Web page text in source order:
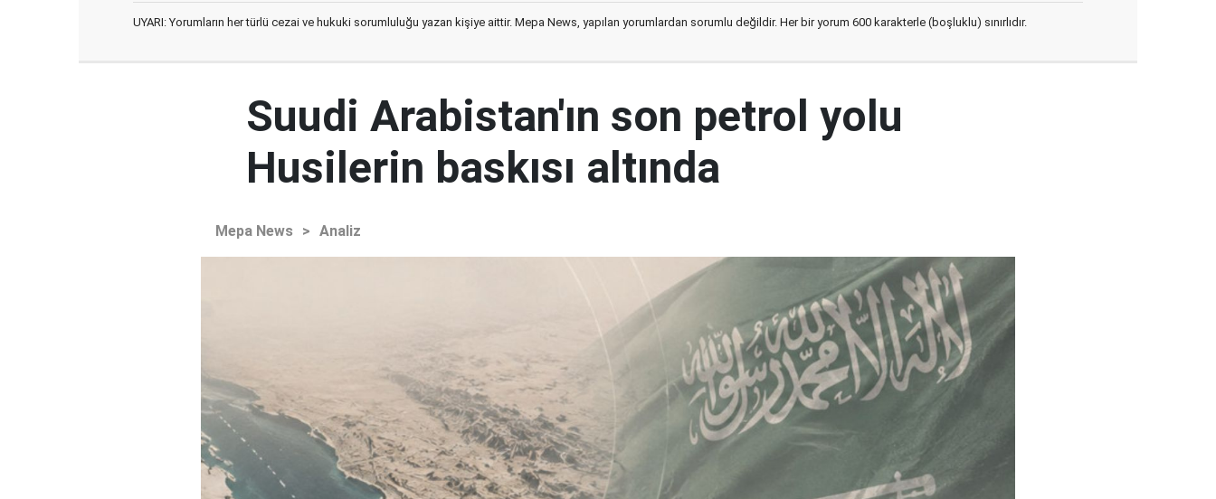
UYARI: Yorumların her türlü cezai ve hukuki sorumluluğu yazan kişiye aittir. Mepa News, yapılan yorumlardan sorumlu değildir. Her bir yorum 600 karakterle (boşluklu) sınırlıdır.
Suudi Arabistan'ın son petrol yolu
Husilerin baskısı altında
Mepa News > Analiz